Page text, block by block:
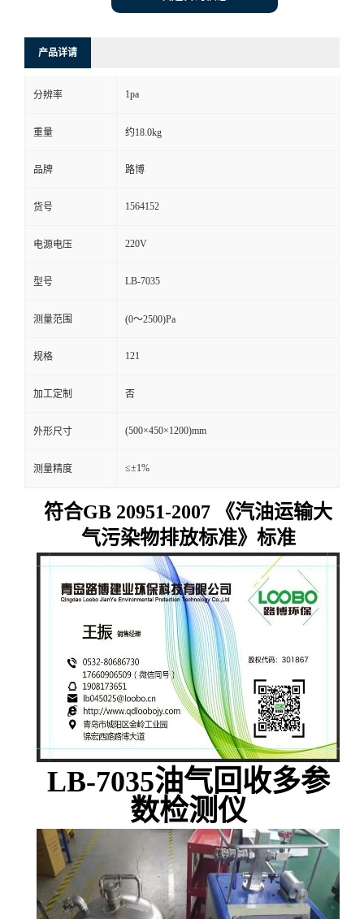
方
式
在
产品详请
分辨率 1pa
重量 约18.0kg
品牌 路博
货号 1564152
电源电压 220V
型号 LB-7035
测量范围 (0～2500)Pa
规格 121
加工定制 否
外形尺寸 (500×450×1200)mm
测量精度 ≤±1%
符合GB 20951-2007 《汽油运输大
气污染物排放标准》标准
LB-7035油气回收多参
数检测仪